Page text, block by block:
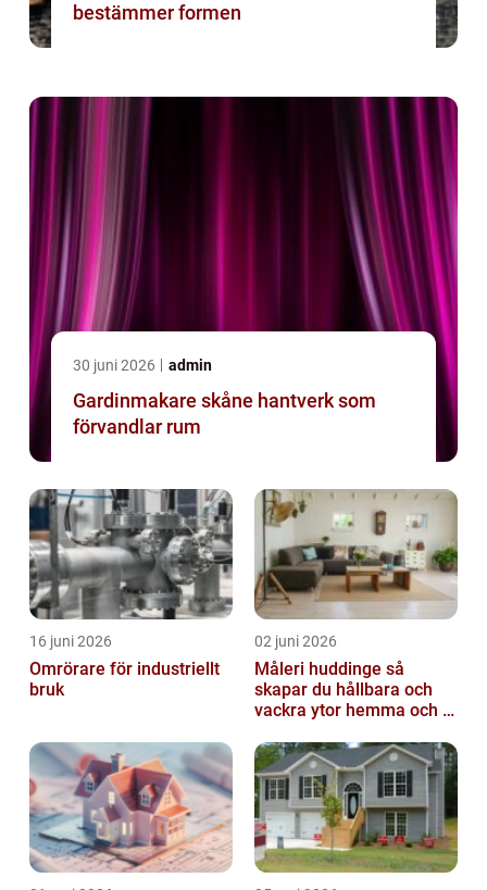
bestämmer formen
30 juni 2026 admin
Gardinmakare skåne hantverk som
förvandlar rum
16 juni 2026
Omrörare för industriellt
bruk
02 juni 2026
Måleri huddinge så
skapar du hållbara och
vackra ytor hemma och i